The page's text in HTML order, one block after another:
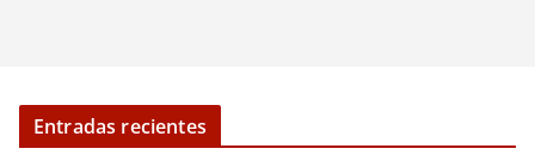
Entradas recientes